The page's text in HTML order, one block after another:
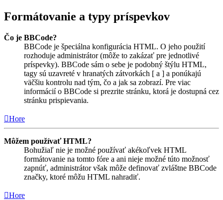
Formátovanie a typy príspevkov
Čo je BBCode?
BBCode je špeciálna konfigurácia HTML. O jeho použití
rozhoduje administrátor (môže to zakázať pre jednotlivé
príspevky). BBCode sám o sebe je podobný štýlu HTML,
tagy sú uzavreté v hranatých zátvorkách [ a ] a ponúkajú
väčšiu kontrolu nad tým, čo a jak sa zobrazí. Pre viac
informácií o BBCode si prezrite stránku, ktorá je dostupná cez
stránku prispievania.
Hore
Môžem používať HTML?
Bohužiaľ nie je možné používať akékoľvek HTML
formátovanie na tomto fóre a ani nieje možné túto možnosť
zapnúť, administrátor však môže definovať zvláštne BBCode
značky, ktoré môžu HTML nahradiť.
Hore